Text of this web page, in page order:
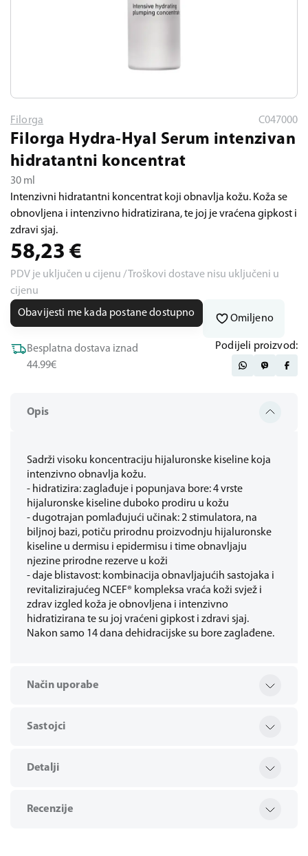
Opis
Sadrži visoku koncentraciju hijaluronske kiseline koja
intenzivno obnavlja kožu.
- hidratizira: zaglađuje i popunjava bore: 4 vrste
hijaluronske kiseline duboko prodiru u kožu
- dugotrajan pomlađujući učinak: 2 stimulatora, na
biljnoj bazi, potiču prirodnu proizvodnju hijaluronske
kiseline u dermisu i epidermisu i time obnavljaju
njezine prirodne rezerve u koži
- daje blistavost: kombinacija obnavljajućih sastojaka i
revitalizirajućeg NCEF® kompleksa vraća koži svjež i
zdrav izgled koža je obnovljena i intenzivno
hidratizirana te su joj vraćeni gipkost i zdravi sjaj.
Nakon samo 14 dana dehidracijske su bore zaglađene.
Način uporabe
Sastojci
Detalji
Recenzije
Filorga C047000
Filorga Hydra-Hyal Serum intenzivan
hidratantni koncentrat
30 ml
Intenzivni hidratantni koncentrat koji obnavlja kožu. Koža se
obnovljena i intenzivno hidratizirana, te joj je vraćena gipkost i
zdravi sjaj.
58,23 €
PDV je uključen u cijenu / Troškovi dostave nisu uključeni u
cijenu
Obavijesti me kada postane dostupno
Omiljeno
Besplatna dostava iznad
44.99€
Podijeli proizvod: